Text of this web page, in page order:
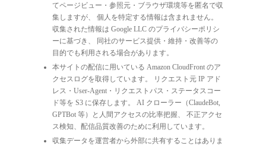
てページビュー・参照元・ブラウザ環境等を匿名で収
集しますが、 個人を特定する情報は含まれません。
収集された情報は Google LLC のプライバシーポリシ
ーに基づき、 同社のサービス提供・維持・改善等の
目的でも利用される場合があります。
本サイトの配信に用いている Amazon CloudFront のア
クセスログを取得しています。 リクエスト元 IP アド
レス・User-Agent・リクエストパス・ステータスコー
ド等を S3 に保存します。 AI クローラー（ClaudeBot,
GPTBot 等）と人間アクセスの比率把握、 不正アクセ
ス検知、配信品質改善のために利用しています。
収集データを運営者から外部に共有することはありま